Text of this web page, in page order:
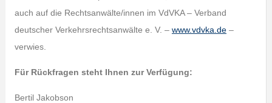
auch auf die Rechtsanwälte/innen im VdVKA – Verband
deutscher Verkehrsrechtsanwälte e. V. – www.vdvka.de–
verwies.
Für Rückfragen steht Ihnen zur Verfügung:
Bertil Jakobson